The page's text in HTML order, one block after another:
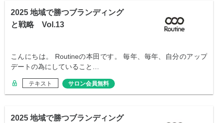
2025 地域で勝つブランディング
と戦略 Vol.13
こんにちは。 Routineの本田です。 毎年、毎年、自分のアップ
デートの為にしていること…
テキスト サロン会員無料
2025 地域で勝つブランディング